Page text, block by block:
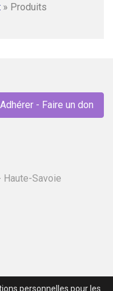
» Produits
Adhérer - Faire un don
Haute-Savoie
personnelles pour les